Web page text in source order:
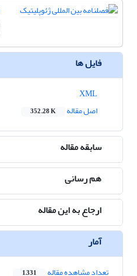
فایل ها
اصل مقاله
352.28 K
سابقه مقاله
هم رسانی
ارجاع به این مقاله
آمار
تعداد مشاهده مقاله 1,331